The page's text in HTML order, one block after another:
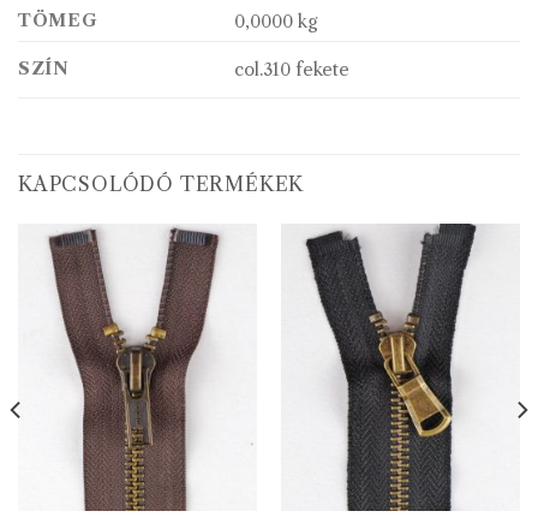
TÖMEG 0,0000 kg
SZÍN col.310 fekete
KAPCSOLÓDÓ TERMÉKEK